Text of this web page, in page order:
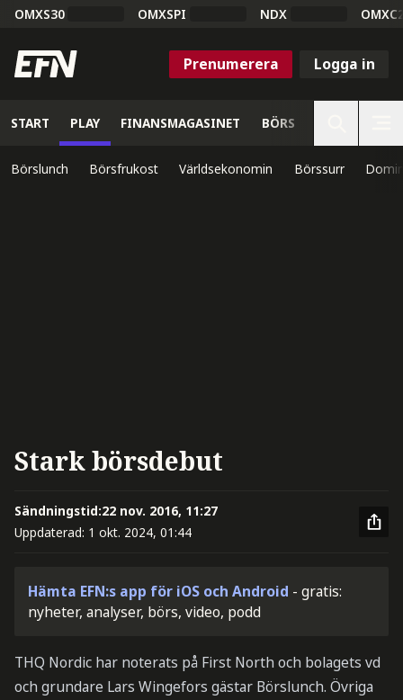
OMXS30 OMXSPI NDX
Prenumerera Logga in
START PLAY FINANSMAGASINET BÖRS
Börslunch Börsfrukost Världsekonomin Börssurr
Stark börsdebut
Sändningstid:22 nov. 2016, 11:27
Uppdaterad: 1 okt. 2024, 01:44
Hämta EFN:s app för iOS och Android - gratis:
nyheter, analyser, börs, video, podd
THQ Nordic har noterats på First North och bolagets vd
och grundare Lars Wingefors gästar Börslunch. Övriga